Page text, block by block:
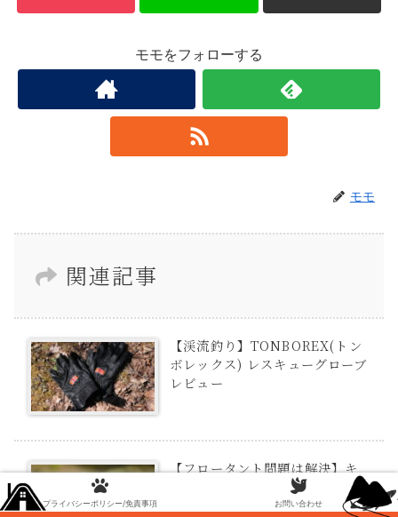
モモをフォローする
モモ
関連記事
【渓流釣り】TONBOREX(トン
ボレックス) レスキューグローブ
レビュー
【フロータント問題は解決】キ
ースト ギガドライのレビュー
プライバシーポリシー/免責事項 お問い合わせ